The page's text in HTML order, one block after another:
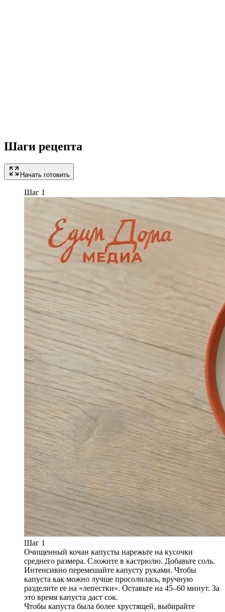
Шаги рецепта
Начать готовить
Шаг 1
Шаг 1
Очищенный кочан капусты нарежьте на кусочки
среднего размера. Сложите в кастрюлю. Добавьте соль.
Интенсивно перемешайте капусту руками. Чтобы
капуста как можно лучше просолилась, вручную
разделите ее на «лепестки». Оставьте на 45–60 минут. За
это время капуста даст сок.
Чтобы капуста была более хрустящей, выбирайте